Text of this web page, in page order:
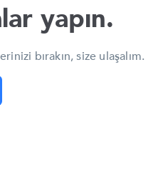
yapın.
bırakın, size ulaşalım.